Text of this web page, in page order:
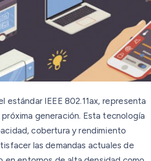
estándar IEEE 802.11ax, representa
generación. Esta tecnología
cobertura y rendimiento
las demandas actuales de